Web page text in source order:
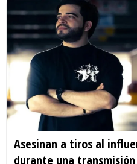
Asesinan a tiros al
durante una